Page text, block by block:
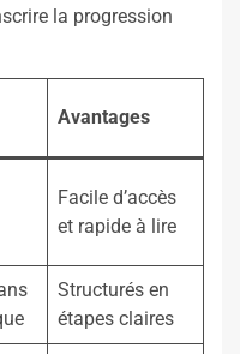
la progression
Avantages
Facile d’accès
et rapide à lire
Structurés en
étapes claires